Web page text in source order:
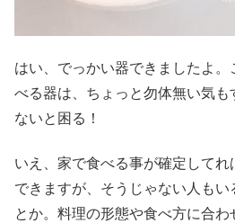
はい、でっかい器できましたよ
べる器は、ちょっと勿体無い気
ないと困る！
いえ、家で食べる事が確定して
できますが、そうじゃない人も
とか。料理の形態や食べ方に合わ